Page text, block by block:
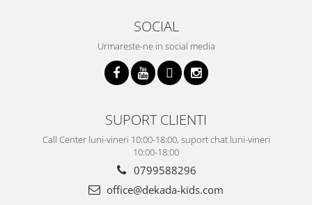
SOCIAL
Urmareste-ne in social media
SUPORT CLIENTI
Call Center luni-vineri 10:00-18:00, suport chat luni-vineri
10:00-18:00
0799588296
office@dekada-kids.com